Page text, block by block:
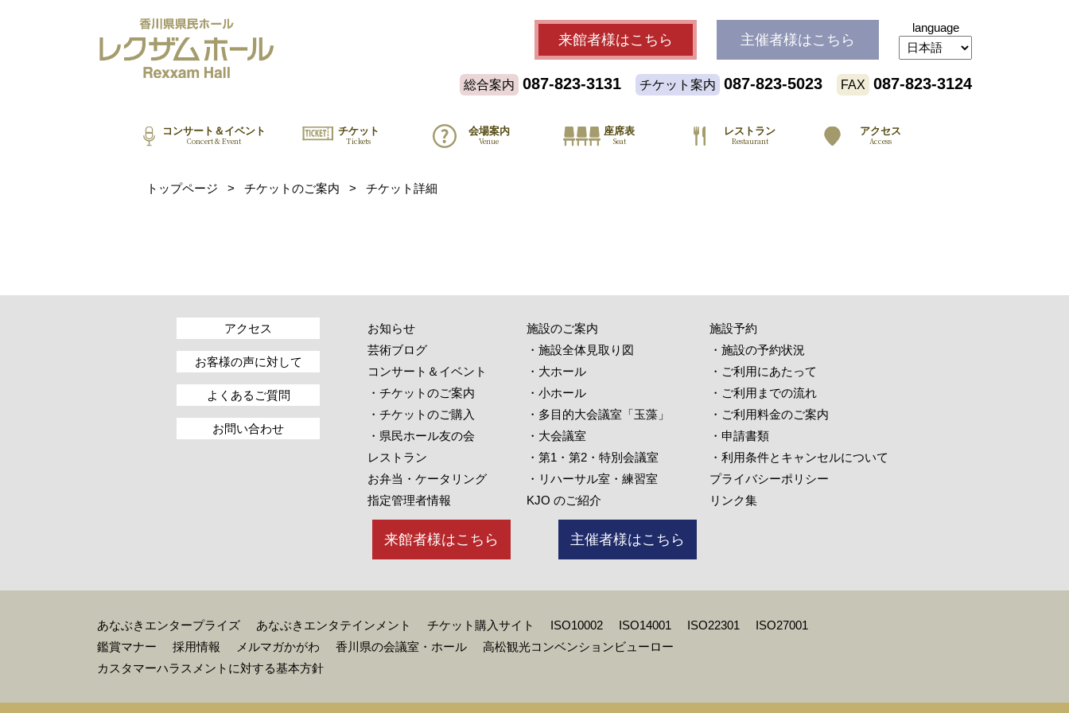
来館者様はこちら 主催者様はこちら
language
総合案内 087-823-3131 チケット案内 087-823-5023 FAX 087-823-3124
コンサート＆イベント
Concert & Event
チケット
Tickets
会場案内
Venue
座席表
Seat
レストラン
Restaurant
アクセス
Access
トップページ > チケットのご案内 > チケット詳細
アクセス
お客様の声に対して
よくあるご質問
お問い合わせ
お知らせ
芸術ブログ
コンサート＆イベント
・チケットのご案内
・チケットのご購入
・県民ホール友の会
レストラン
お弁当・ケータリング
指定管理者情報
施設のご案内
・施設全体見取り図
・大ホール
・小ホール
・多目的大会議室「玉藻」
・大会議室
・第1・第2・特別会議室
・リハーサル室・練習室
KJO のご紹介
施設予約
・施設の予約状況
・ご利用にあたって
・ご利用までの流れ
・ご利用料金のご案内
・申請書類
・利用条件とキャンセルについて
プライバシーポリシー
リンク集
来館者様はこちら 主催者様はこちら
あなぶきエンタープライズ あなぶきエンタテインメント チケット購入サイト ISO10002 ISO14001 ISO22301
ISO27001
鑑賞マナー
採用情報 メルマガかがわ 香川県の会議室・ホール
高松観光コンベンションビューロー
カスタマーハラスメントに対する基本方針